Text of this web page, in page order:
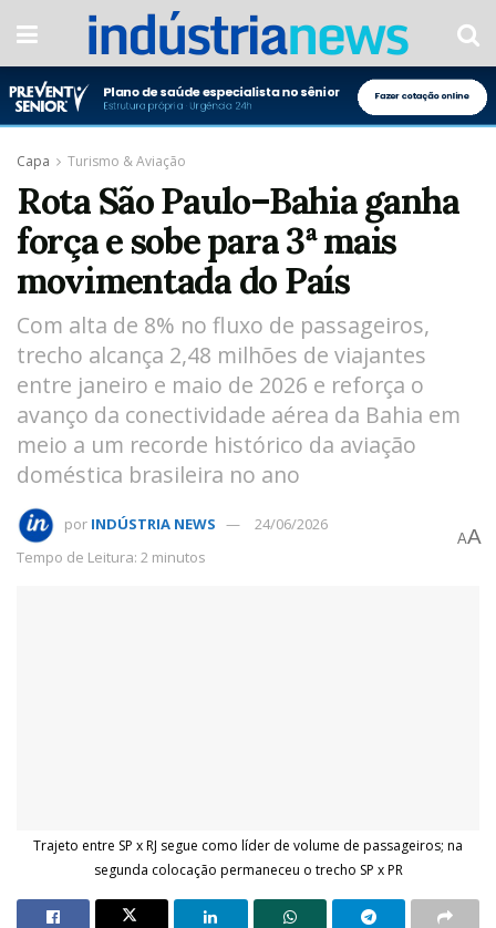
Capa Turismo & Aviação
Rota São Paulo–Bahia ganha
força e sobe para 3ª mais
movimentada do País
Com alta de 8% no fluxo de passageiros,
trecho alcança 2,48 milhões de viajantes
entre janeiro e maio de 2026 e reforça o
avanço da conectividade aérea da Bahia em
meio a um recorde histórico da aviação
doméstica brasileira no ano
por INDÚSTRIA NEWS
24/06/2026
Tempo de Leitura: 2 minutos
AA
Trajeto entre SP x RJ segue como líder de volume de passageiros; na
segunda colocação permaneceu o trecho SP x PR